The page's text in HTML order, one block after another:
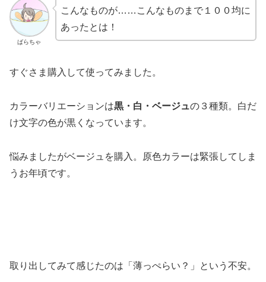
ばらちゃ
こんなものが……こんなものまで１００均に
あったとは！
すぐさま購入して使ってみました。
カラーバリエーションは黒・白・ベージュの３種類。白だ
け文字の色が黒くなっています。
悩みましたがベージュを購入。原色カラーは緊張してしま
うお年頃です。
取り出してみて感じたのは「薄っぺらい？」という不安。